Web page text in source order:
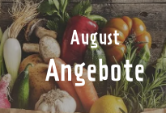
August
Angebote